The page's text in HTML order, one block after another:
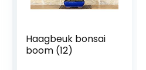
Haagbeuk bonsai
boom (12)